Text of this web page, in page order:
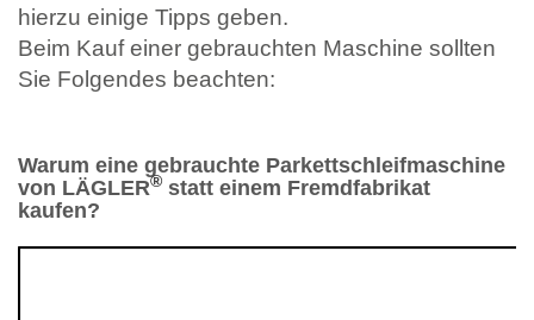
hierzu einige Tipps geben.
Beim Kauf einer gebrauchten Maschine sollten
Sie Folgendes beachten:
Warum eine gebrauchte Parkettschleifmaschine
von LÄGLER® statt einem Fremdfabrikat
kaufen?